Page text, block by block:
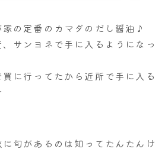
の定番のカマダのだし醤油♪
サンヨネで手に入るようになっ
に行ってたから近所で手に入る
旬があるのは知ってたんたんけ